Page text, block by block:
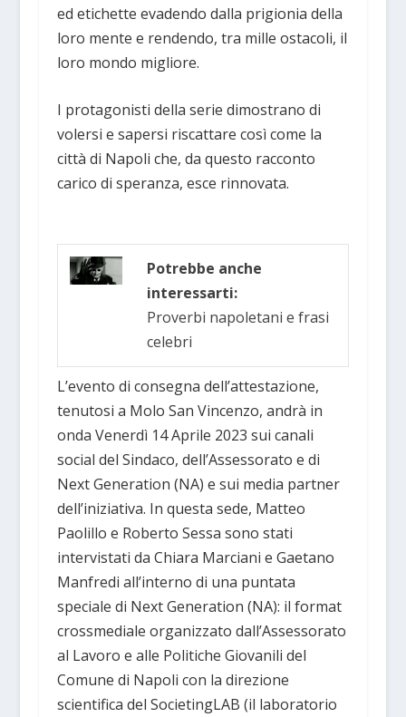
ed etichette evadendo dalla prigionia della
loro mente e rendendo, tra mille ostacoli, il
loro mondo migliore.
I protagonisti della serie dimostrano di
volersi e sapersi riscattare così come la
città di Napoli che, da questo racconto
carico di speranza, esce rinnovata.
Potrebbe anche
interessarti:
Proverbi napoletani e frasi
celebri
L’evento di consegna dell’attestazione,
tenutosi a Molo San Vincenzo, andrà in
onda Venerdì 14 Aprile 2023 sui canali
social del Sindaco, dell’Assessorato e di
Next Generation (NA) e sui media partner
dell’iniziativa. In questa sede, Matteo
Paolillo e Roberto Sessa sono stati
intervistati da Chiara Marciani e Gaetano
Manfredi all’interno di una puntata
speciale di Next Generation (NA): il format
crossmediale organizzato dall’Assessorato
al Lavoro e alle Politiche Giovanili del
Comune di Napoli con la direzione
scientifica del SocietingLAB (il laboratorio